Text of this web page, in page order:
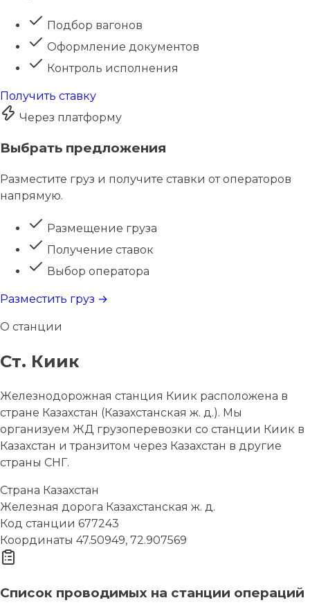
Подбор вагонов
Оформление документов
Контроль исполнения
Получить ставку
Через платформу
Выбрать предложения
Разместите груз и получите ставки от операторов
напрямую.
Размещение груза
Получение ставок
Выбор оператора
Разместить груз →
О станции
Ст. Киик
Железнодорожная станция Киик расположена в
стране Казахстан (Казахстанская ж. д.). Мы
организуем ЖД грузоперевозки со станции Киик в
Казахстан и транзитом через Казахстан в другие
страны СНГ.
Страна Казахстан
Железная дорога Казахстанская ж. д.
Код станции 677243
Координаты 47.50949, 72.907569
Список проводимых на станции операций